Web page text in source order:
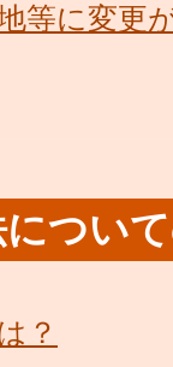
等に変更
つい
？